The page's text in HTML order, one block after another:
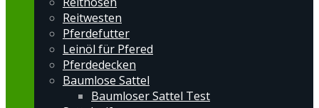
Reitwesten
Pferdefutter
Leinöl für Pfered
Pferdedecken
Baumlose Sattel
Baumloser Sattel Test